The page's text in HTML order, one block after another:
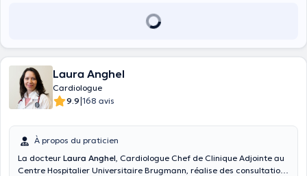
Laura Anghel
Cardiologue
9.9|168 avis
À propos du praticien
La docteur Laura Anghel, Cardiologue Chef de Clinique Adjointe au
Centre Hospitalier Universitaire Brugmann, réalise des consultations